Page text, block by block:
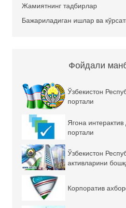
Жамиятнинг тадбирлар
Бажариладиган ишлар ва
Фойдали
Ўзбекистон
портали
Ягона
портали
Ўзбекистон
активларини
Корпоратив